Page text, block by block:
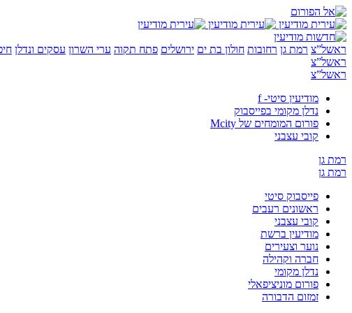
ראשל”צ רמת גן רחובות חולון בת ים ירושלים פתח תקוה ערי השרון עסקים ונדלן
ראשל”צ
ראשל”צ
מודיעין סיטי- f
נדלן מקומי בפייסבוק
פורום המומחים של Mcity
קובי עצבני
רמת גן
רמת גן
פייסבוק סיטי
ראשונים רעבים
קובי עצבני
מודיעין ברשת
נוער וצעירים
חברה וקהילה
נדלן מקומי
פורום מוניציפאלי
זמזום הדבורה